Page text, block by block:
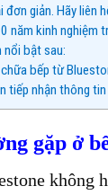
đơn giản. Hãy liên
năm kinh nghiệm
nổi bật sau:
bếp từ
tiếp nhận thông
gặp ở
không